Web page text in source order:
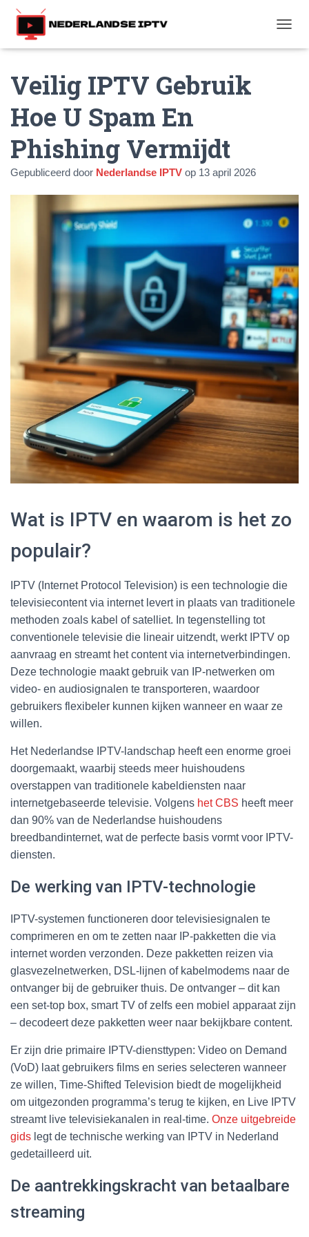
O
I
E
Veilig IPTV Gebruik
Hoe U Spam En
Phishing Vermijdt
Gepubliceerd door Nederlandse IPTV op 13 april 2026
Wat is IPTV en waarom is het zo
populair?
IPTV (Internet Protocol Television) is een technologie die
televisiecontent via internet levert in plaats van traditionele
methoden zoals kabel of satelliet. In tegenstelling tot
conventionele televisie die lineair uitzendt, werkt IPTV op
aanvraag en streamt het content via internetverbindingen.
Deze technologie maakt gebruik van IP-netwerken om
video- en audiosignalen te transporteren, waardoor
gebruikers flexibeler kunnen kijken wanneer en waar ze
willen.
Het Nederlandse IPTV-landschap heeft een enorme groei
doorgemaakt, waarbij steeds meer huishoudens
overstappen van traditionele kabeldiensten naar
internetgebaseerde televisie. Volgens het CBS heeft meer
dan 90% van de Nederlandse huishoudens
breedbandinternet, wat de perfecte basis vormt voor IPTV-
diensten.
De werking van IPTV-technologie
IPTV-systemen functioneren door televisiesignalen te
comprimeren en om te zetten naar IP-pakketten die via
internet worden verzonden. Deze pakketten reizen via
glasvezelnetwerken, DSL-lijnen of kabelmodems naar de
ontvanger bij de gebruiker thuis. De ontvanger – dit kan
een set-top box, smart TV of zelfs een mobiel apparaat zijn
– decodeert deze pakketten weer naar bekijkbare content.
Er zijn drie primaire IPTV-diensttypen: Video on Demand
(VoD) laat gebruikers films en series selecteren wanneer
ze willen, Time-Shifted Television biedt de mogelijkheid
om uitgezonden programma’s terug te kijken, en Live IPTV
streamt live televisiekanalen in real-time. Onze uitgebreide
gids legt de technische werking van IPTV in Nederland
gedetailleerd uit.
De aantrekkingskracht van betaalbare
streaming